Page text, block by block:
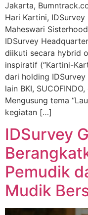
Jakarta,
Hari Kartini,
Maheswari
IDSurvey
diikuti secara hybrid
inspiratif (“Kartini-
dari holding
lain BKI,
Mengusung tema
kegiatan […]
IDSurvey
Pemudik
Mudik